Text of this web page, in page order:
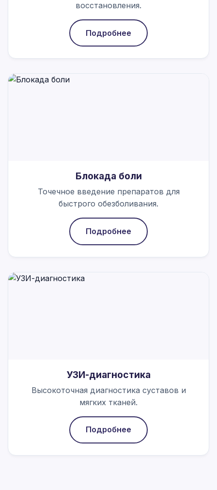
восстановления.
Подробнее
Блокада боли
Точечное введение препаратов для
быстрого обезболивания.
Подробнее
УЗИ-диагностика
Высокоточная диагностика суставов и
мягких тканей.
Подробнее